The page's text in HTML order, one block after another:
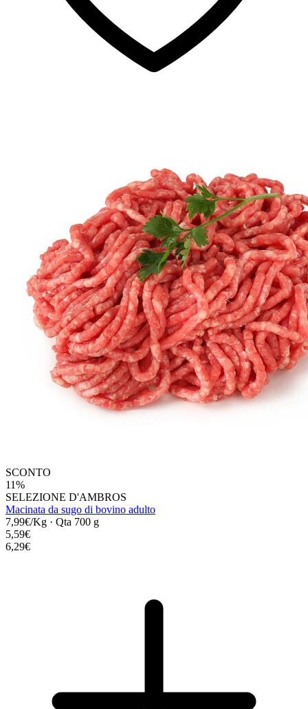
SCONTO
11%
SELEZIONE D'AMBROS
Macinata da sugo di bovino adulto
7,99€/Kg · Qta 700 g
5,59€
6,29€